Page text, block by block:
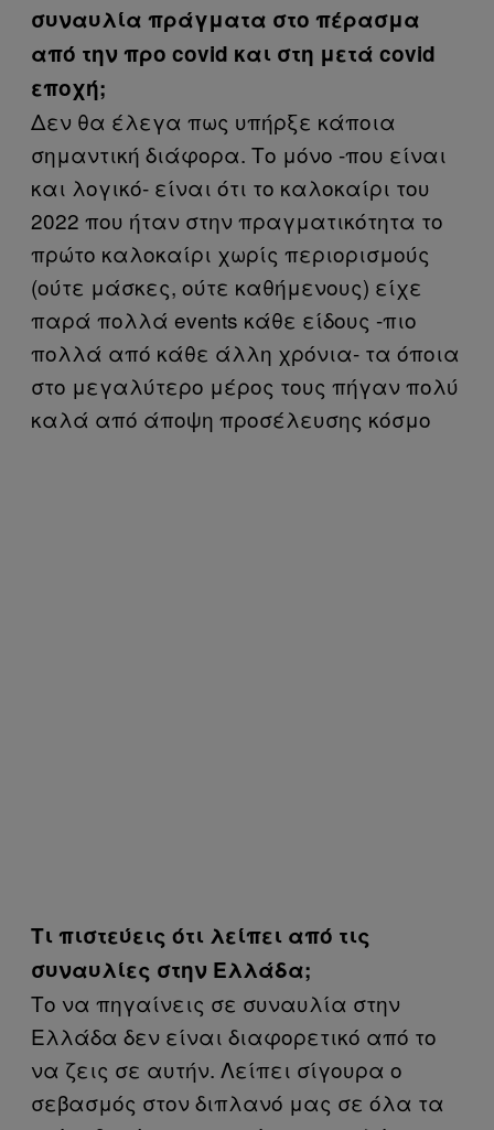
συναυλία πράγματα στο πέρασμα
από την προ covid και στη μετά covid
εποχή;
Δεν θα έλεγα πως υπήρξε κάποια
σημαντική διάφορα. Το μόνο -που είναι
και λογικό- είναι ότι το καλοκαίρι του
2022 που ήταν στην πραγματικότητα το
πρώτο καλοκαίρι χωρίς περιορισμούς
(ούτε μάσκες, ούτε καθήμενους) είχε
παρά πολλά events κάθε είδους -πιο
πολλά από κάθε άλλη χρόνια- τα όποια
στο μεγαλύτερο μέρος τους πήγαν πολύ
καλά από άποψη προσέλευσης κόσμο
Τι πιστεύεις ότι λείπει από τις
συναυλίες στην Ελλάδα;
Το να πηγαίνεις σε συναυλία στην
Ελλάδα δεν είναι διαφορετικό από το
να ζεις σε αυτήν. Λείπει σίγουρα ο
σεβασμός στον διπλανό μας σε όλα τα